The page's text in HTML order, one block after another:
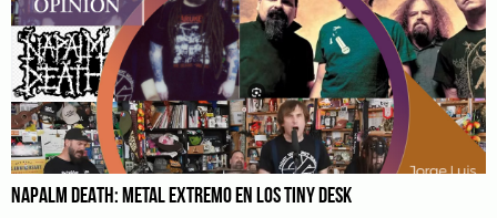
NAPALM DEATH: METAL EXTREMO EN LOS TINY DESK